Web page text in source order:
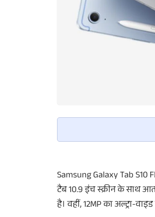
Samsung Galaxy Tab
टैब 10.9 इंच स्क्रीन के साथ
है। वहीं, 12MP का अल्ट्रा-